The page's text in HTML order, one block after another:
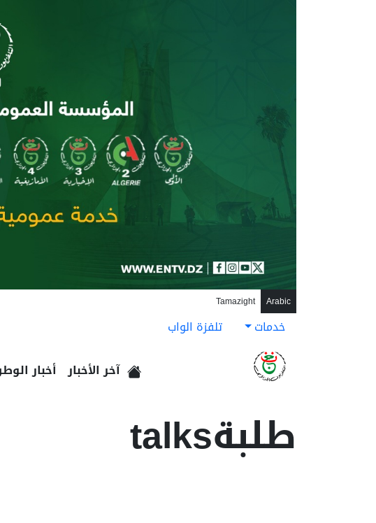
Arabic
Tamazight
خدمات تلفزة الواب
آخر الأخبار أخبار
طلبةtalks